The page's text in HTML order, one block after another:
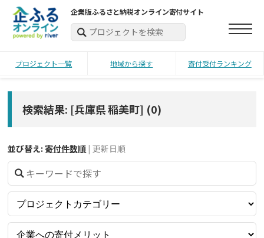
企業版ふるさと納税オンライン寄付サイト
プロジェクト一覧 地域から探す 寄付受付ランキング
検索結果: [兵庫県 稲美町] (0)
並び替え: 寄付件数順 | 更新日順